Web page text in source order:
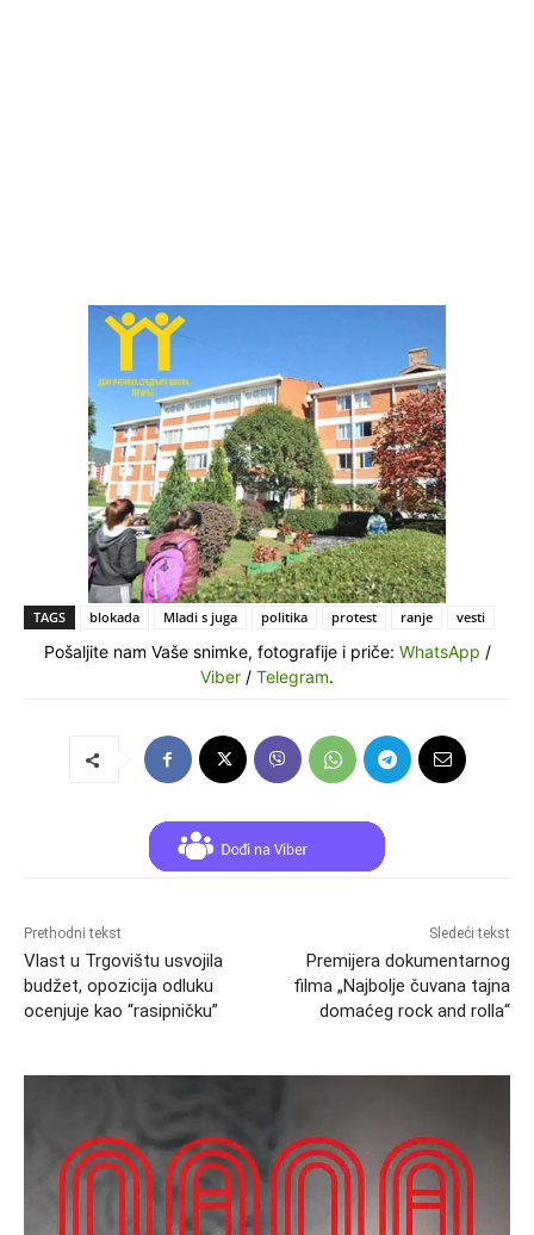
TAGS blokada Mladi s juga politika protest ranje vesti
Pošaljite nam Vaše snimke, fotografije i priče: WhatsApp /
Viber / Telegram.
Prethodni tekst
Vlast u Trgovištu usvojila
budžet, opozicija odluku
ocenjuje kao “rasipničku”
Sledeći tekst
Premijera dokumentarnog
filma „Najbolje čuvana tajna
domaćeg rock and rolla“